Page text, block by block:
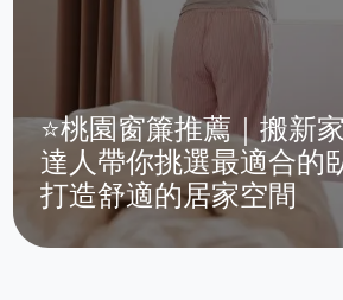
⭐桃園窗簾推薦｜搬新
達人帶你挑選最適合的
打造舒適的居家空間